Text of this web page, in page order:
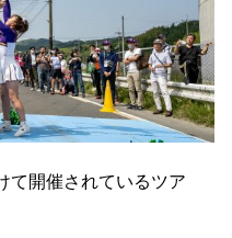
て開催されているツア